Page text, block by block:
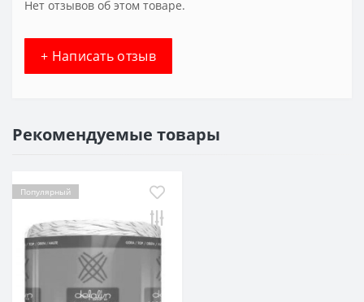
Нет отзывов об этом товаре.
+ Написать отзыв
Рекомендуемые товары
Популярный